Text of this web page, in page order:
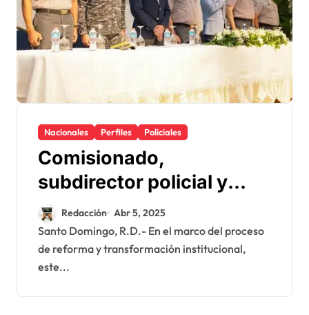
Nacionales Perfiles Policiales
Comisionado,
subdirector policial y
Servio Tulio Castaños
encabezan jornada
“Dialoguemos de Policía”
con miembros de la
institución
Redacción Abr 5, 2025
Santo Domingo, R.D.- En el marco del proceso
de reforma y transformación institucional,
este...